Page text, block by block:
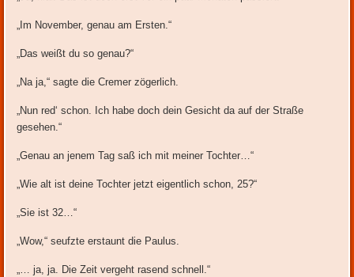
„Im November, genau am Ersten.“
„Das weißt du so genau?“
„Na ja,“ sagte die Cremer zögerlich.
„Nun red‘ schon. Ich habe doch dein Gesicht da auf der Straße
gesehen.“
„Genau an jenem Tag saß ich mit meiner Tochter…“
„Wie alt ist deine Tochter jetzt eigentlich schon, 25?“
„Sie ist 32…“
„Wow,“ seufzte erstaunt die Paulus.
„… ja, ja. Die Zeit vergeht rasend schnell.“